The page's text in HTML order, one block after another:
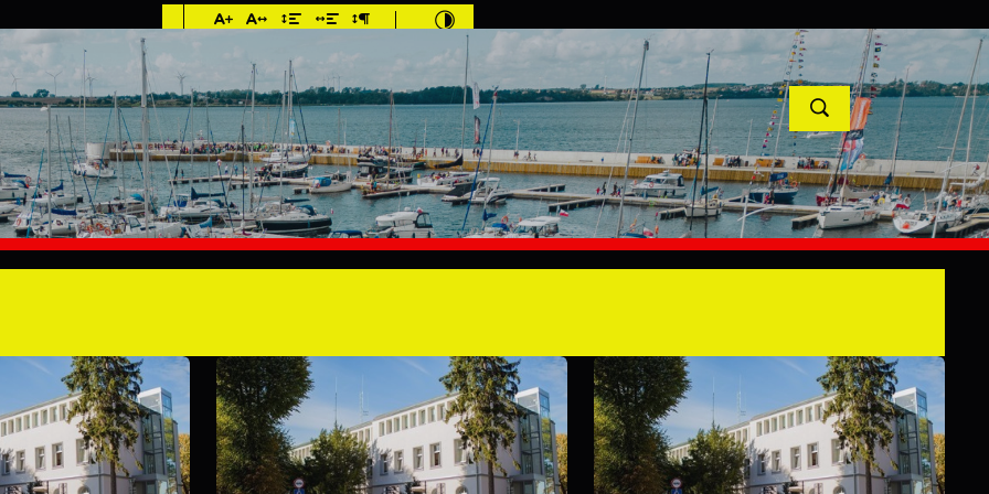
Imieniny: Iza, Cyprian,
Dominik
22°C
MIESZKANIEC TURYSTYKA INWESTYCJE PROJEKTY UNIJNE KONTAKT